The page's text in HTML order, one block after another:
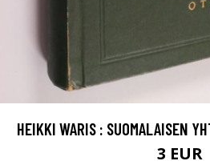
HEIKKI WARIS : SUOMALAISEN
3 EUR